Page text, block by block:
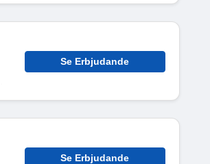
Se Erbjudande
Se Erbjudande